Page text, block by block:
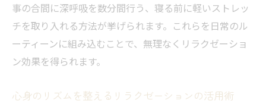
事の合間に深呼吸を数分間行う、寝る前に軽いストレッ
チを取り入れる方法が挙げられます。これらを日常のル
ーティーンに組み込むことで、無理なくリラクゼーショ
ン効果を得られます。
心身のリズムを整えるリラクゼーションの活用術